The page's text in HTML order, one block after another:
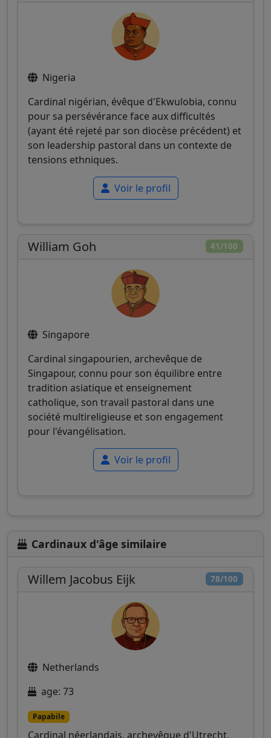
Nigeria
Cardinal nigérian, évêque d'Ekwulobia, connu
pour sa persévérance face aux difficultés
(ayant été rejeté par son diocèse précédent) et
son leadership pastoral dans un contexte de
tensions ethniques.
Voir le profil
41/100
William Goh
Singapore
Cardinal singapourien, archevêque de
Singapour, connu pour son équilibre entre
tradition asiatique et enseignement
catholique, son travail pastoral dans une
société multireligieuse et son engagement
pour l'évangélisation.
Voir le profil
Cardinaux d'âge similaire
78/100
Willem Jacobus Eijk
Netherlands
age: 73
Papabile
Cardinal néerlandais, archevêque d'Utrecht,